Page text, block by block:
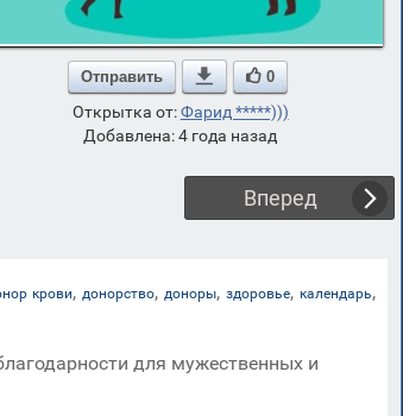
Отправить  0
Открытка от:Фарид *****)))
Добавлена: 4 года назад
Вперед
крови, донорство, доноры, здоровье, календарь,
для мужественных и